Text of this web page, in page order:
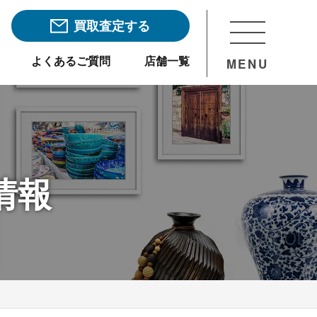
買取査定する
よくあるご質問 店舗一覧 MENU
報